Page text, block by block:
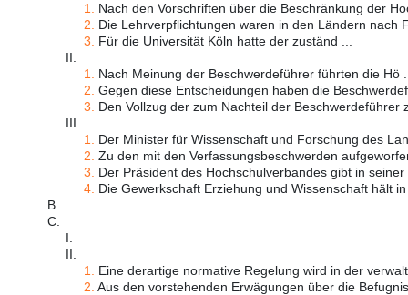
1.
Nach den Vorschriften über die Beschränkung der
2.
Die Lehrverpflichtungen waren in den Ländern nach
3.
Für die Universität Köln hatte der zuständ ...
II.
1.
Nach Meinung der Beschwerdeführer führten die Hö
2. Gegen diese Entscheidungen haben die
3.
Den Vollzug der zum Nachteil der Beschwerdeführer
III.
1.
Der Minister für Wissenschaft und Forschung des
2. Zu den mit den Verfassungsbeschwerden
3.
Der Präsident des Hochschulverbandes gibt in seiner
4. Die Gewerkschaft Erziehung und Wissenschaft hält
B.
C.
I.
II.
1.
Eine derartige normative Regelung wird in der
2. Aus den vorstehenden Erwägungen über die